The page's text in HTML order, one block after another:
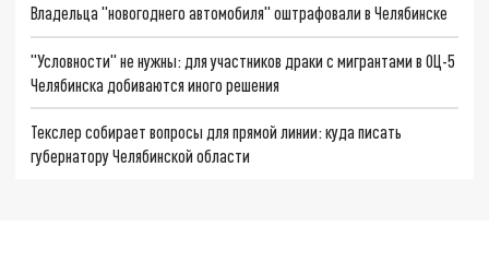
Владельца "новогоднего автомобиля" оштрафовали в Челябинске
"Условности" не нужны: для участников драки с мигрантами в ОЦ-5
Челябинска добиваются иного решения
Текслер собирает вопросы для прямой линии: куда писать
губернатору Челябинской области